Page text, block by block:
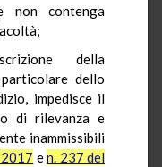
non contenga
della
dello
impedisce il
di rilevanza e
inammissibili
en. 237 del